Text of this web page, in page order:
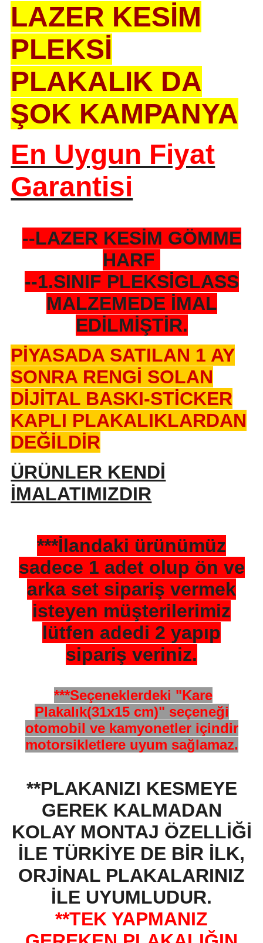
LAZER KESİM
PLEKSİ
PLAKALIK DA
ŞOK KAMPANYA
En Uygun Fiyat
Garantisi
--LAZER KESİM GÖMME
HARF
--1.SINIF PLEKSİGLASS
MALZEMEDE İMAL
EDİLMİŞTİR.
PİYASADA SATILAN 1 AY
SONRA RENGİ SOLAN
DİJİTAL BASKI-STİCKER
KAPLI PLAKALIKLARDAN
DEĞİLDİR
ÜRÜNLER KENDİ
İMALATIMIZDIR
***İlandaki ürünümüz
sadece 1 adet olup ön ve
arka set sipariş vermek
isteyen müşterilerimiz
lütfen adedi 2 yapıp
sipariş veriniz.
***Seçeneklerdeki "Kare
Plakalık(31x15 cm)" seçeneği
otomobil ve kamyonetler içindir
motorsikletlere uyum sağlamaz.
**PLAKANIZI KESMEYE
GEREK KALMADAN
KOLAY MONTAJ ÖZELLİĞİ
İLE TÜRKİYE DE BİR İLK,
ORJİNAL PLAKALARINIZ
İLE UYUMLUDUR.
**TEK YAPMANIZ